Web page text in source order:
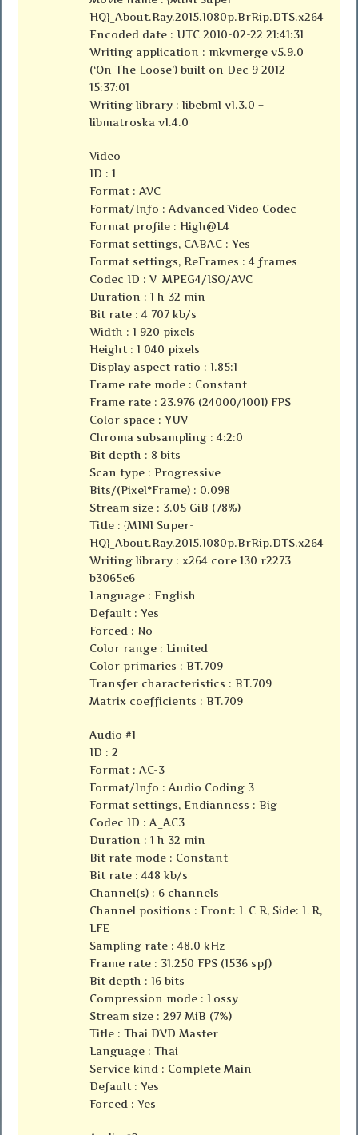
HQ}_About.Ray.2015.1080p.BrRip.DTS.x264
Encoded date : UTC 2010-02-22 21:41:31
Writing application : mkvmerge v5.9.0
(‘On The Loose’) built on Dec 9 2012
15:37:01
Writing library : libebml v1.3.0 +
libmatroska v1.4.0
Video
ID : 1
Format : AVC
Format/Info : Advanced Video Codec
Format profile : High@L4
Format settings, CABAC : Yes
Format settings, ReFrames : 4 frames
Codec ID : V_MPEG4/ISO/AVC
Duration : 1 h 32 min
Bit rate : 4 707 kb/s
Width : 1 920 pixels
Height : 1 040 pixels
Display aspect ratio : 1.85:1
Frame rate mode : Constant
Frame rate : 23.976 (24000/1001) FPS
Color space : YUV
Chroma subsampling : 4:2:0
Bit depth : 8 bits
Scan type : Progressive
Bits/(Pixel*Frame) : 0.098
Stream size : 3.05 GiB (78%)
Title : {MINI Super-
HQ}_About.Ray.2015.1080p.BrRip.DTS.x264
Writing library : x264 core 130 r2273
b3065e6
Language : English
Default : Yes
Forced : No
Color range : Limited
Color primaries : BT.709
Transfer characteristics : BT.709
Matrix coefficients : BT.709
Audio #1
ID : 2
Format : AC-3
Format/Info : Audio Coding 3
Format settings, Endianness : Big
Codec ID : A_AC3
Duration : 1 h 32 min
Bit rate mode : Constant
Bit rate : 448 kb/s
Channel(s) : 6 channels
Channel positions : Front: L C R, Side: L R,
LFE
Sampling rate : 48.0 kHz
Frame rate : 31.250 FPS (1536 spf)
Bit depth : 16 bits
Compression mode : Lossy
Stream size : 297 MiB (7%)
Title : Thai DVD Master
Language : Thai
Service kind : Complete Main
Default : Yes
Forced : Yes